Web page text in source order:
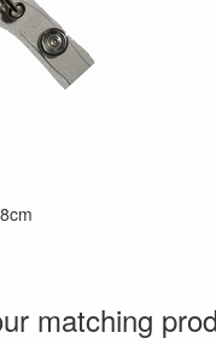
matching